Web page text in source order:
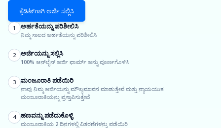
ಕ್ರೆಡಿಟ್‌ಗಾಗಿ ಅರ್ಜಿ ಸಲ್ಲಿಸಿ
1 ಅರ್ಹತೆಯನ್ನು ಪರಿಶೀಲಿಸಿ
ನಿಮ್ಮ ಸಾಲದ ಅರ್ಹತೆಯನ್ನು ಪರಿಶೀಲಿಸಿ
2 ಅರ್ಜಿಯನ್ನು ಸಲ್ಲಿಸಿ
100% ಆನ್‌ಲೈನ್ ಅರ್ಜಿ ಫಾರ್ಮ್ ಅನ್ನು ಪೂರ್ಣಗೊಳಿಸಿ
3 ಮಂಜೂರಾತಿ ಪಡೆಯಿರಿ
ನಾವು ನಿಮ್ಮ ಅರ್ಜಿಯನ್ನು ಮೌಲ್ಯಮಾಪನ ಮಾಡುತ್ತೇವೆ ಮತ್ತು ನ್ಯಾಯಯುತ
ಮಂಜೂರಾತಿಯನ್ನು ಪ್ರಸ್ತಾಪಿಸುತ್ತೇವೆ
4 ಹಣವನ್ನು ಪಡೆದುಕೊಳ್ಳಿ
ಮಂಜೂರಾತಿಯ 2 ದಿನಗಳಲ್ಲಿ ವಿತರಣೆಗಳನ್ನು ಪಡೆಯಿರಿ